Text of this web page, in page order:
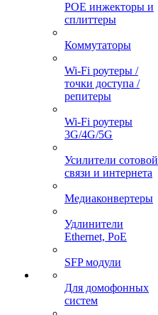
POE инжекторы и
сплиттеры
Коммутаторы
Wi-Fi роутеры /
точки доступа /
репитеры
Wi-Fi роутеры
3G/4G/5G
Усилители сотовой
связи и интернета
Медиаконвертеры
Удлинители
Ethernet, PoE
SFP модули
Для домофонных
систем